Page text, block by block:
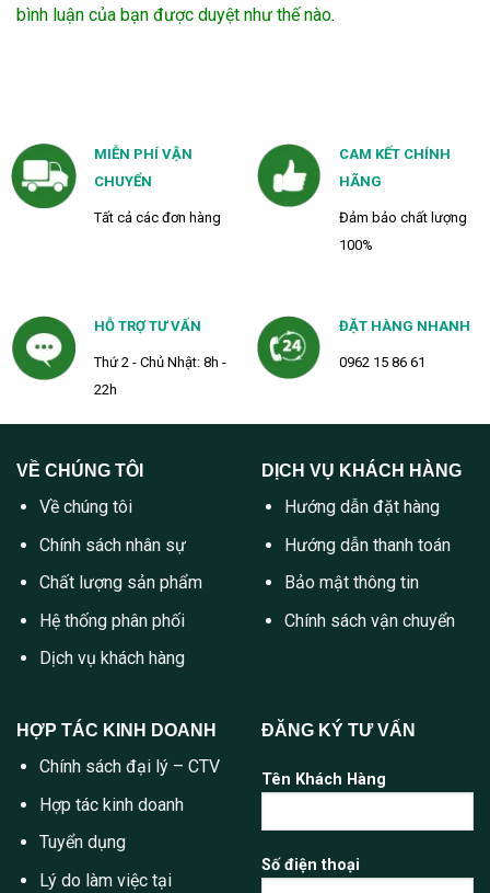
bình luận của bạn được duyệt như thế nào.
MIỄN PHÍ VẬN
CHUYỂN
Tất cả các đơn hàng
CAM KẾT CHÍNH
HÃNG
Đảm bảo chất lượng
100%
HỖ TRỢ TƯ VẤN
Thứ 2 - Chủ Nhật: 8h -
22h
ĐẶT HÀNG NHANH
0962 15 86 61
VỀ CHÚNG TÔI
Về chúng tôi
Chính sách nhân sự
Chất lượng sản phẩm
Hệ thống phân phối
Dịch vụ khách hàng
DỊCH VỤ KHÁCH HÀNG
Hướng dẫn đặt hàng
Hướng dẫn thanh toán
Bảo mật thông tin
Chính sách vận chuyển
HỢP TÁC KINH DOANH
Chính sách đại lý – CTV
Hợp tác kinh doanh
Tuyển dụng
Lý do làm việc tại
ĐĂNG KÝ TƯ VẤN
Tên Khách Hàng
Số điện thoại